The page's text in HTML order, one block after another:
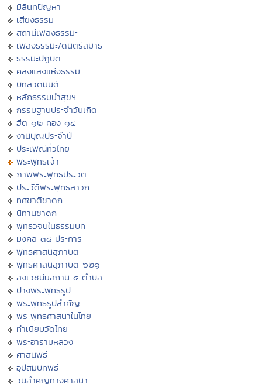
มิลินทปัญหา
เสียงธรรม
สถานีเพลงธรรมะ
เพลงธรรมะ/ดนตรีสมาธิ
ธรรมะปฏิบัติ
คลังแสงแห่งธรรม
บทสวดมนต์
หลักธรรมนำสุขฯ
กรรมฐานประจำวันเกิด
ฮีต ๑๒ คอง ๑๔
งานบุญประจำปี
ประเพณีทั่วไทย
พระพุทธเจ้า
ภาพพระพุทธประวัติ
ประวัติพระพุทธสาวก
ทศชาติชาดก
นิทานชาดก
พุทธวจนในธรรมบท
มงคล ๓๘ ประการ
พุทธศาสนสุภาษิต
พุทธศาสนสุภาษิต ๖๒๑
สังเวชนียสถาน ๔ ตำบล
ปางพระพุทธรูป
พระพุทธรูปสำคัญ
พระพุทธศาสนาในไทย
ทำเนียบวัดไทย
พระอารามหลวง
ศาสนพิธี
อุปสมบทพิธี
วันสำคัญทางศาสนา